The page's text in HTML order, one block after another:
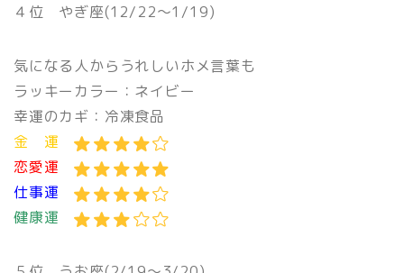
４位 やぎ座(12/22〜1/19)
気になる人からうれしいホメ言葉も
ラッキーカラー：ネイビー
幸運のカギ：冷凍食品
金 運
恋愛運
仕事運
健康運